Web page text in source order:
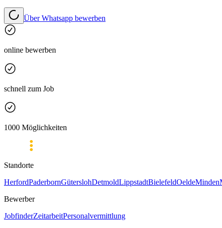
Über Whatsapp bewerben
online bewerben
schnell zum Job
1000 Möglichkeiten
Standorte
HerfordPaderbornGüterslohDetmoldLippstadtBielefeldOeldeMinden
Bewerber
JobfinderZeitarbeitPersonalvermittlung